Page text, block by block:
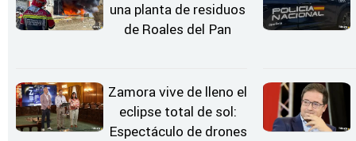
una planta de residuos
de Roales del Pan
Zamora vive de lleno el
eclipse total de sol:
Espectáculo de drones